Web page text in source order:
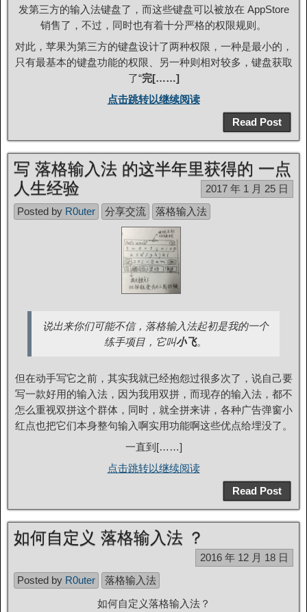
发第三方的输入法键盘了，而这些键盘可以被放在 AppStore
销售了，不过，同时也有着十分严格的权限规则。
对此，苹果为第三方的键盘设计了两种权限，一种是最小的，
只有最基本的键盘功能的权限、另一种则相对较多，键盘获取
了“完[……]
点击跳转以继续阅读
Read Post
写 落格输入法 的这半年里获得的 一点
人生经验
2017 年 1 月 25 日
Posted by R0uter 分享交流 落格输入法
说出来你们可能不信，落格输入法起初是我的一个
练手项目，它叫小飞。
但在动手写它之前，其实我就已经抱怨过很多次了，说自己要
写一款好用的输入法，因为我用双拼，而现存的输入法，都不
怎么重视双拼这个群体，同时，就全拼来讲，各种广告弹窗小
红点也把它们本身整句输入啊实用功能啊这些优点给埋没了。
一直到[……]
点击跳转以继续阅读
Read Post
如何自定义 落格输入法 ？
2016 年 12 月 18 日
Posted by R0uter
落格输入法
如何自定义落格输入法？